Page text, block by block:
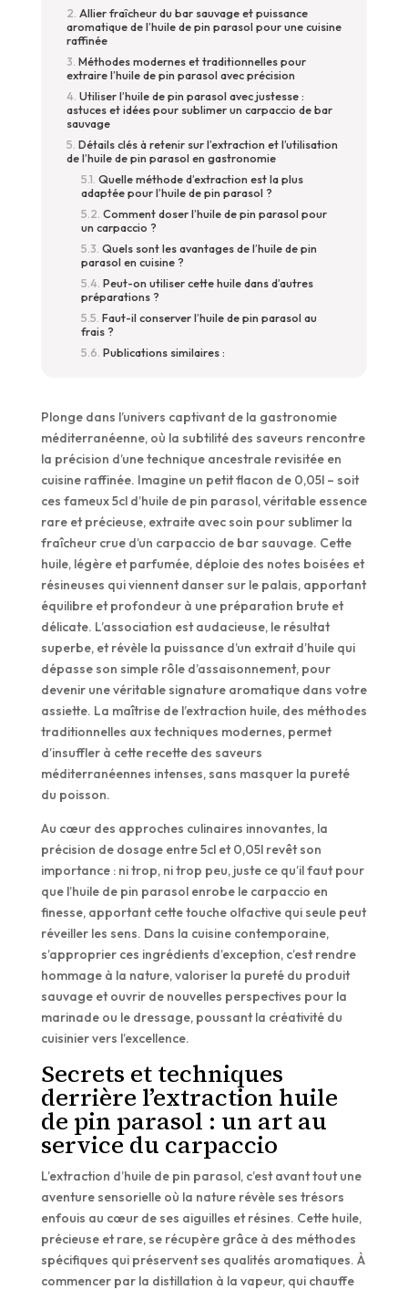
Allier fraîcheur du bar sauvage et puissance
aromatique de l’huile de pin parasol pour une cuisine
raffinée
Méthodes modernes et traditionnelles pour
extraire l’huile de pin parasol avec précision
Utiliser l’huile de pin parasol avec justesse :
astuces et idées pour sublimer un carpaccio de bar
sauvage
Détails clés à retenir sur l’extraction et l’utilisation
de l’huile de pin parasol en gastronomie
Quelle méthode d’extraction est la plus
adaptée pour l’huile de pin parasol ?
Comment doser l’huile de pin parasol pour
un carpaccio ?
Quels sont les avantages de l’huile de pin
parasol en cuisine ?
Peut-on utiliser cette huile dans d’autres
préparations ?
Faut-il conserver l’huile de pin parasol au
frais ?
Publications similaires :
Plonge dans l’univers captivant de la gastronomie
méditerranéenne, où la subtilité des saveurs rencontre
la précision d’une technique ancestrale revisitée en
cuisine raffinée. Imagine un petit flacon de 0,05l – soit
ces fameux 5cl d’huile de pin parasol, véritable essence
rare et précieuse, extraite avec soin pour sublimer la
fraîcheur crue d’un carpaccio de bar sauvage. Cette
huile, légère et parfumée, déploie des notes boisées et
résineuses qui viennent danser sur le palais, apportant
équilibre et profondeur à une préparation brute et
délicate. L’association est audacieuse, le résultat
superbe, et révèle la puissance d’un extrait d’huile qui
dépasse son simple rôle d’assaisonnement, pour
devenir une véritable signature aromatique dans votre
assiette. La maîtrise de l’extraction huile, des méthodes
traditionnelles aux techniques modernes, permet
d’insuffler à cette recette des saveurs
méditerranéennes intenses, sans masquer la pureté
du poisson.
Au cœur des approches culinaires innovantes, la
précision de dosage entre 5cl et 0,05l revêt son
importance : ni trop, ni trop peu, juste ce qu’il faut pour
que l’huile de pin parasol enrobe le carpaccio en
finesse, apportant cette touche olfactive qui seule peut
réveiller les sens. Dans la cuisine contemporaine,
s’approprier ces ingrédients d’exception, c’est rendre
hommage à la nature, valoriser la pureté du produit
sauvage et ouvrir de nouvelles perspectives pour la
marinade ou le dressage, poussant la créativité du
cuisinier vers l’excellence.
Secrets et techniques
derrière l’extraction huile
de pin parasol : un art au
service du carpaccio
L’extraction d’huile de pin parasol, c’est avant tout une
aventure sensorielle où la nature révèle ses trésors
enfouis au cœur de ses aiguilles et résines. Cette huile,
précieuse et rare, se récupère grâce à des méthodes
spécifiques qui préservent ses qualités aromatiques. À
commencer par la distillation à la vapeur, qui chauffe